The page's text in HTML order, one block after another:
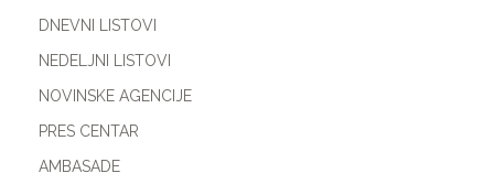
DNEVNI LISTOVI
NEDELJNI LISTOVI
NOVINSKE AGENCIJE
PRES CENTAR
AMBASADE